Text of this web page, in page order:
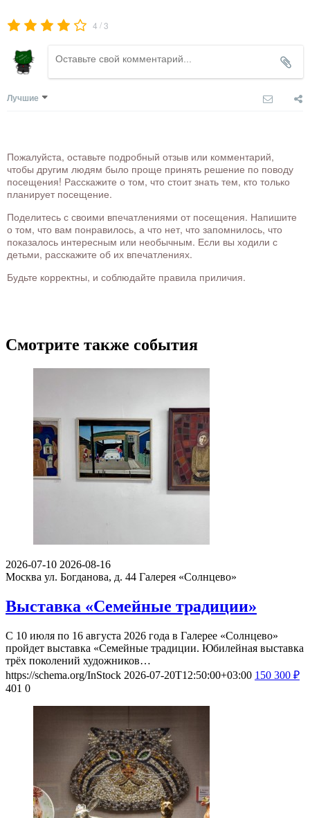
4 /3
Лучшие
Пожалуйста, оставьте подробный отзыв или комментарий,
чтобы другим людям было проще принять решение по поводу
посещения! Расскажите о том, что стоит знать тем, кто только
планирует посещение.
Поделитесь с своими впечатлениями от посещения. Напишите
о том, что вам понравилось, а что нет, что запомнилось, что
показалось интересным или необычным. Если вы ходили с
детьми, расскажите об их впечатлениях.
Будьте корректны, и соблюдайте правила приличия.
Смотрите также события
2026-07-10 2026-08-16
Москва ул. Богданова, д. 44 Галерея «Солнцево»
Выставка «Семейные традиции»
С 10 июля по 16 августа 2026 года в Галерее «Солнцево»
пройдет выставка «Семейные традиции. Юбилейная выставка
трёх поколений художников…
https://schema.org/InStock 2026-07-20T12:50:00+03:00 150 300 ₽
401 0